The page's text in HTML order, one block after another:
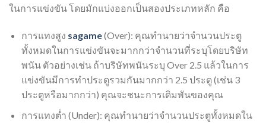
ในการแข่งขัน โดยมักแบ่งออกเป็นสองประเภทหลัก คือ
การแทงสูง sagame(Over): คุณทำนายว่าจำนวนประตู
ทั้งหมดในการแข่งขันจะมากกว่าจำนวนที่ระบุโดยบริษัท
พนัน ตัวอย่างเช่น ถ้าบริษัทพนันระบุ Over 2.5 แล้วในการ
แข่งขันมีการทำประตูรวมกันมากกว่า 2.5 ประตู (เช่น 3
ประตูหรือมากกว่า) คุณจะชนะการเดิมพันของคุณ
การแทงต่ำ (Under): คุณทำนายว่าจำนวนประตูทั้งหมดใน